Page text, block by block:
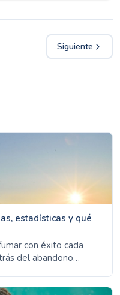
Siguiente
estadísticas y qué
con éxito cada
del abandono